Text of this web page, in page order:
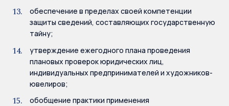
обеспечение в пределах своей компетенции
защиты сведений, составляющих государственную
тайну;
утверждение ежегодного плана проведения
плановых проверок юридических лиц,
индивидуальных предпринимателей и художников-
ювелиров;
обобщение практики применения